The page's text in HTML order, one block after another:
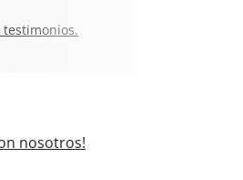
testimonios.
nosotros!